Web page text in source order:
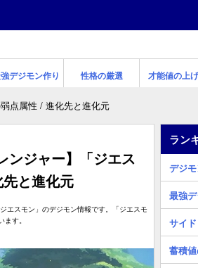
デジモン作り 性格の厳選 才能値の上
弱点属性 / 進化先と進化元
ンジャー】「ジエス
と進化元
エスモン」のデジモン情報です。「ジエスモ
す。
ラン
デジ
最強
サイ
蓄積